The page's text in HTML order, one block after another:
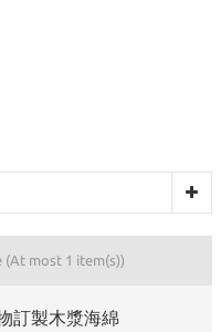
(At most 1 item(s))
訂製木漿海綿